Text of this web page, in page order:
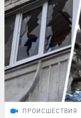
ПРОИСШЕСТВИЯ